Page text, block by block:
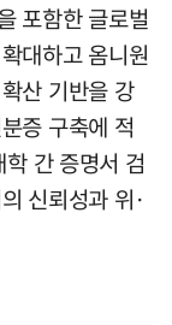
포함한 글로벌
대하고 옴니원
산 기반을 강
증 구축에 적
간 증명서 검
신뢰성과 위·